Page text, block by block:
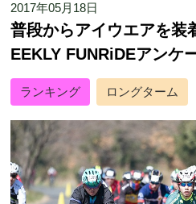
2017年05月18日
普段からアイウエアを装
EEKLY FUNRiDEアンケ
ランキング ロングターム